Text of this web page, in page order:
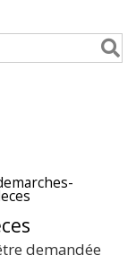
demandée